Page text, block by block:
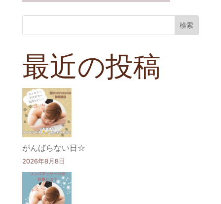
検索
最近の投稿
がんばらない日☆
2026年8月8日